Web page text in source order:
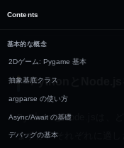
Contents
基本的な概念
2Dゲーム: Pygame 基本
抽象基底クラス
argparse の使い方
Async/Await の基礎
デバッグの基本
PythonとNode.js
PythonとNode.jsは、
ますが、それぞれに適